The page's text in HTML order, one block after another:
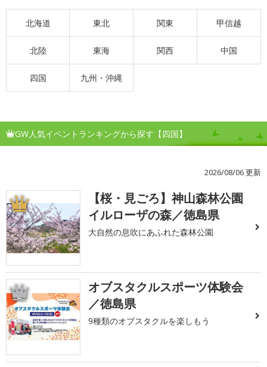
北海道 東北 関東 甲信越
北陸 東海 関西 中国
四国 九州・沖縄
GW人気イベントランキングから探す【四国】
2026/08/06 更新
1
【桜・見ごろ】神山森林公園
イルローザの森／徳島県
大自然の息吹にあふれた森林公園
2
オブスタクルスポーツ体験会
／徳島県
9種類のオブスタクルを楽しもう